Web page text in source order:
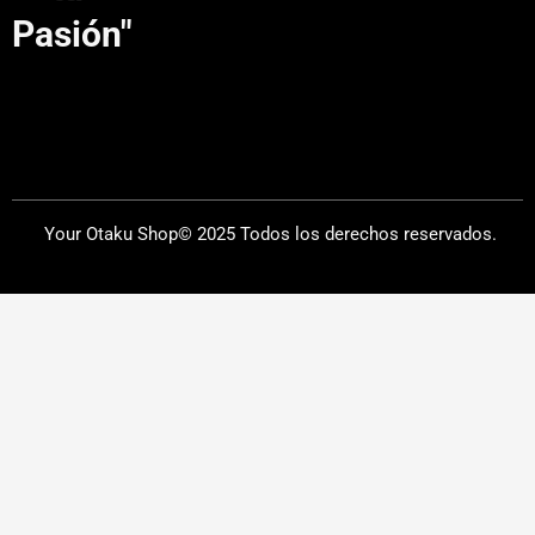
Pasión"
Your Otaku Shop© 2025 Todos los derechos reservados.